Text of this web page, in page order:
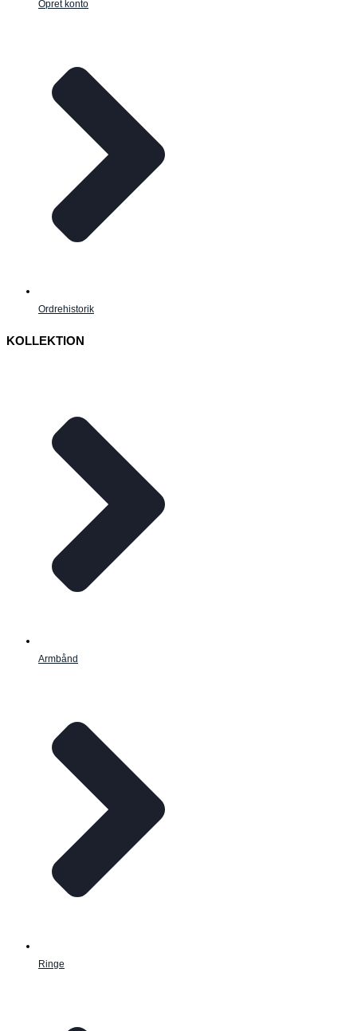
Opret konto
Ordrehistorik
KOLLEKTION
Armbånd
Ringe